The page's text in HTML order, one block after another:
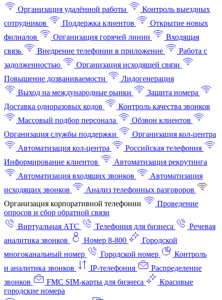
Организация удалённой работы
Контроль выездных
сотрудников
Поддержка клиентов
Открытие новых
филиалов
Организация горячей линии
Входящая
связь
Внедрение телефонии в приложение
Работа с
задолженностью
Организация исходящей связи
Повышение дозваниваемости
Лидогенерация
Выход на международные рынки
Защита номера
Доставка одноразовых кодов
Контроль качества звонков
Массовый подбор персонала
Обзвон клиентов
Организация службы поддержки
Организация кол-центра
Автоматизация кол-центра
Российская телефония
Информирование клиентов
Автоматизация рекрутинга
Автоматизация входящих звонков
Автоматизация
исходящих звонков
Анализ телефонных разговоров
Организация корпоративной телефонии
Проведение
опросов и сбор обратной связи
Виртуальная АТС
Телефония для бизнеса
Речевая
аналитика звонков
Номер 8-800
Городской
многоканальный номер
Городской номер
Контроль
и аналитика звонков
IP-телефония
Распределение
звонков
FMC SIM-карты для бизнеса
Красивые
городские номера